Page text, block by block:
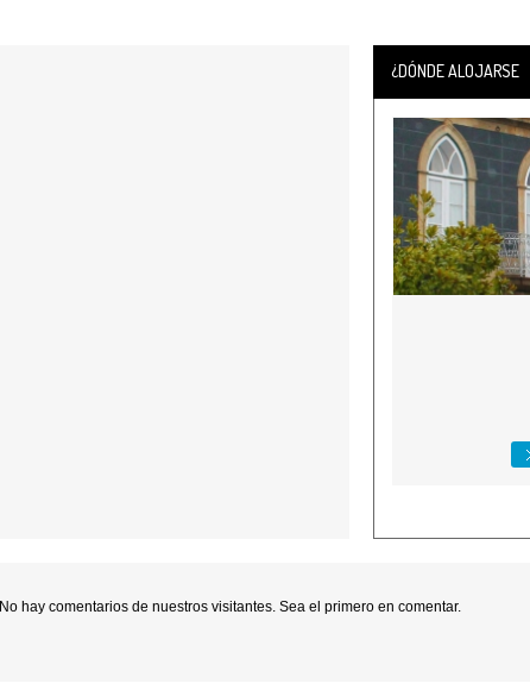
¿DÓNDE ALOJARSE
No hay comentarios de nuestros visitantes. Sea el primero en comentar.